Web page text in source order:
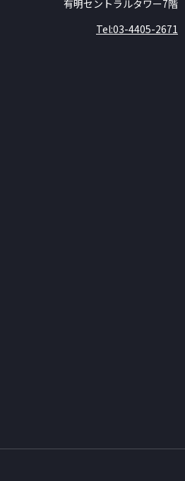
有明セントラルタワー7階
Tel:03-4405-2671